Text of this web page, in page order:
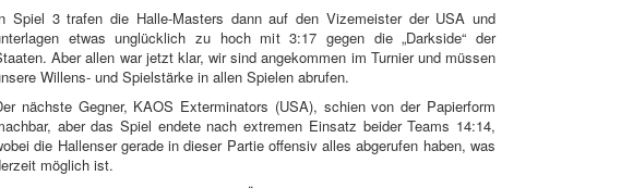
Spiel 3 trafen die Halle-Masters dann auf den Vizemeister der USA und
etwas unglücklich zu hoch mit 3:17 gegen die „Darkside“ der
Aber allen war jetzt klar, wir sind angekommen im Turnier und müssen
Willens- und Spielstärke in allen Spielen abrufen.
nächste Gegner, KAOS Exterminators (USA), schien von der Papierform
aber das Spiel endete nach extremen Einsatz beider Teams 14:14,
die Hallenser gerade in dieser Partie offensiv alles abgerufen haben, was
möglich ist.